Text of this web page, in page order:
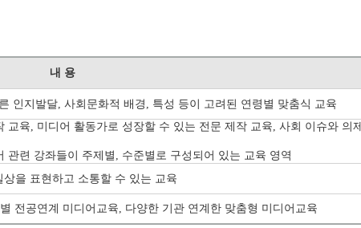
내 용
인지발달, 사회문화적 배경, 특성 등이 고려된 연령별 맞춤식 교육
교육, 미디어 활동가로 성장할 수 있는 전문 제작 교육, 사회 이슈와 의제
관련 강좌들이 주제별, 수준별로 구성되어 있는 교육 영역
을 표현하고 소통할 수 있는 교육
전공연계 미디어교육, 다양한 기관 연계한 맞춤형 미디어교육